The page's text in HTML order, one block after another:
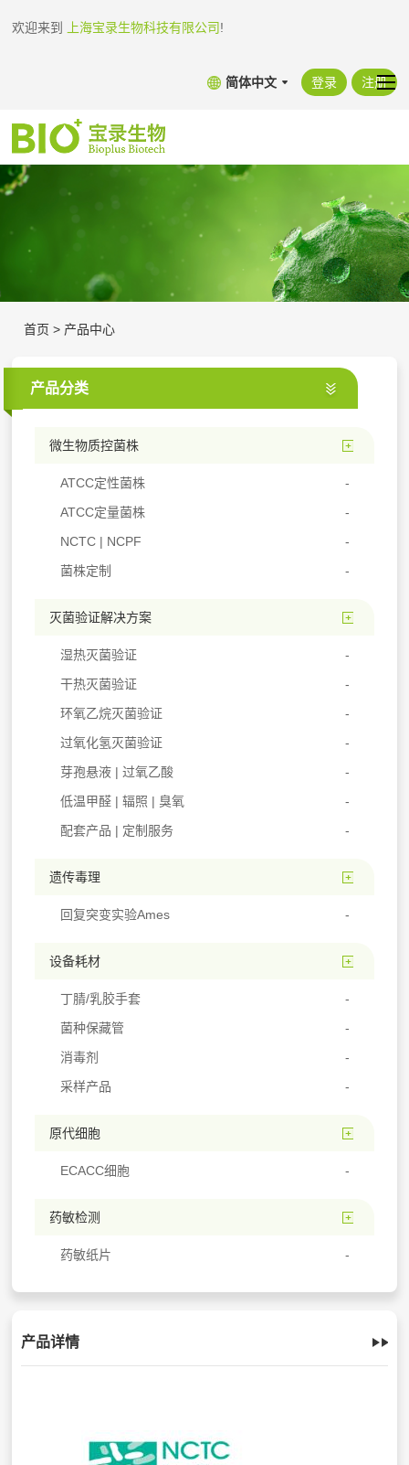
欢迎来到 上海宝录生物科技有限公司!
简体中文 登录 注册
首页 > 产品中心
产品分类
微生物质控菌株
ATCC定性菌株
ATCC定量菌株
NCTC | NCPF
菌株定制
灭菌验证解决方案
湿热灭菌验证
干热灭菌验证
环氧乙烷灭菌验证
过氧化氢灭菌验证
芽孢悬液 | 过氧乙酸
低温甲醛 | 辐照 | 臭氧
配套产品 | 定制服务
遗传毒理
回复突变实验Ames
设备耗材
丁腈/乳胶手套
菌种保藏管
消毒剂
采样产品
原代细胞
ECACC细胞
药敏检测
药敏纸片
产品详情